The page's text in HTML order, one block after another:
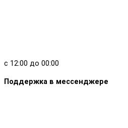
с 12:00 до 00:00
Поддержка в мессенджере